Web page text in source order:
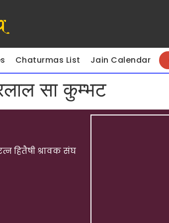
Chaturmas List Jain Calendar
सा कुम्भट
हितैषी श्रावक संघ